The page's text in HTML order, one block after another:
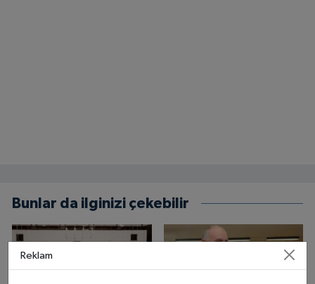
Bunlar da ilginizi çekebilir
Reklam